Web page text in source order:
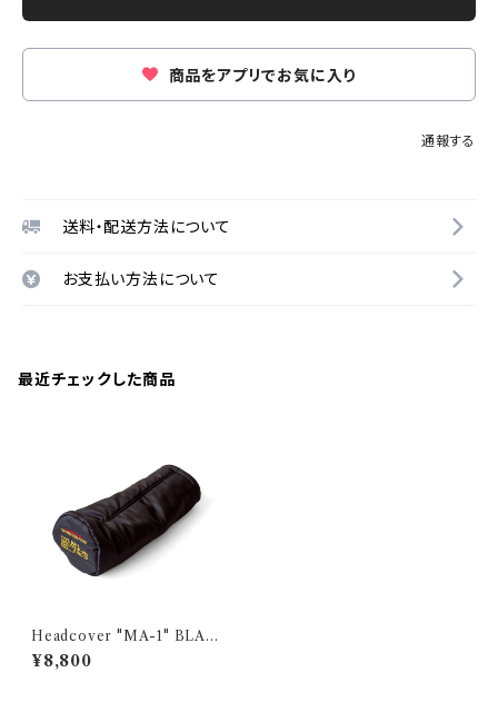
商品をアプリでお気に入り
通報する
送料・配送方法について
お支払い方法について
最近チェックした商品
Headcover "MA-1" BLAC
K LABEL EMBROIDERY /
Fairway wood
¥8,800